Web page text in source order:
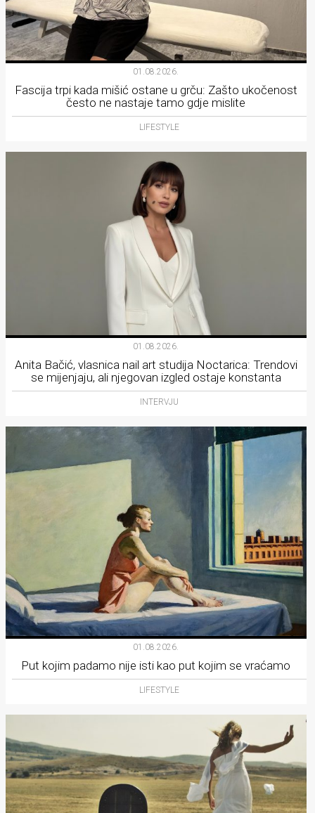
01.08.2026.
Fascija trpi kada mišić ostane u grču: Zašto ukočenost
često ne nastaje tamo gdje mislite
LIFESTYLE
01.08.2026.
Anita Bačić, vlasnica nail art studija Noctarica: Trendovi
se mijenjaju, ali njegovan izgled ostaje konstanta
INTERVJU
01.08.2026.
Put kojim padamo nije isti kao put kojim se vraćamo
LIFESTYLE